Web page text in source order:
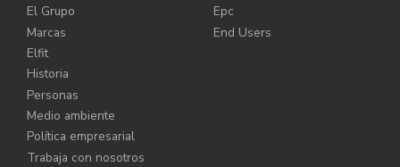
El Grupo
Marcas
Elfit
Historia
Personas
Medio ambiente
Política empresarial
Trabaja con nosotros
Epc
End Users